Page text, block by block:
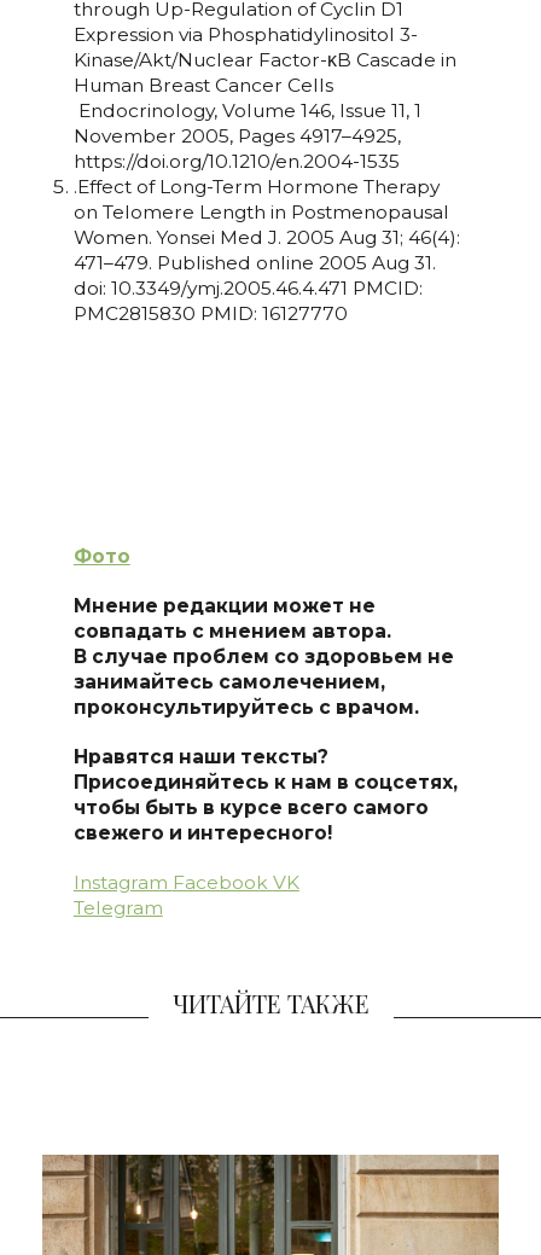
through Up-Regulation of Cyclin D1
Expression via Phosphatidylinositol 3-
Kinase/Akt/Nuclear Factor-κB Cascade in
Human Breast Cancer Cells
Endocrinology, Volume 146, Issue 11, 1
November 2005, Pages 4917–4925,
https://doi.org/10.1210/en.2004-1535
.Effect of Long-Term Hormone Therapy
on Telomere Length in Postmenopausal
Women. Yonsei Med J. 2005 Aug 31; 46(4):
471–479. Published online 2005 Aug 31.
doi: 10.3349/ymj.2005.46.4.471 PMCID:
PMC2815830 PMID: 16127770
Фото
Мнение редакции может не
совпадать с мнением автора.
В случае проблем со здоровьем не
занимайтесь самолечением,
проконсультируйтесь с врачом.
Нравятся наши тексты?
Присоединяйтесь к нам в соцсетях,
чтобы быть в курсе всего самого
свежего и интересного!
Instagram Facebook VK
Telegram
ЧИТАЙТЕ ТАКЖЕ